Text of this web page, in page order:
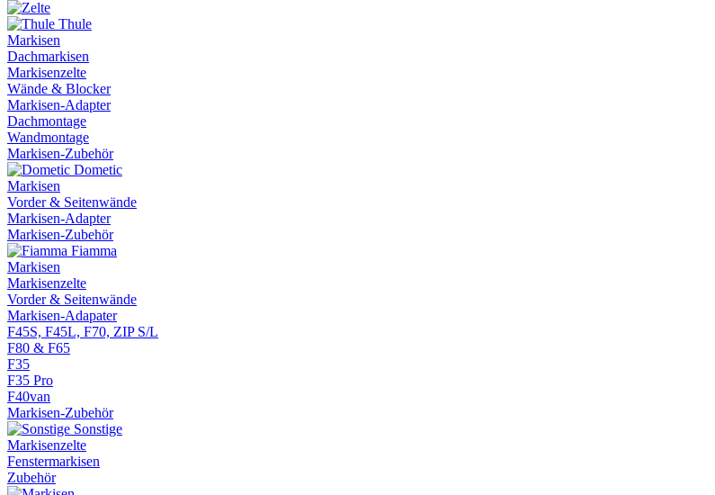
Thule
Markisen
Dachmarkisen
Markisenzelte
Wände & Blocker
Markisen-Adapter
Dachmontage
Wandmontage
Markisen-Zubehör
Dometic
Markisen
Vorder & Seitenwände
Markisen-Adapter
Markisen-Zubehör
Fiamma
Markisen
Markisenzelte
Vorder & Seitenwände
Markisen-Adapater
F45S, F45L, F70, ZIP S/L
F80 & F65
F35
F35 Pro
F40van
Markisen-Zubehör
Sonstige
Markisenzelte
Fenstermarkisen
Zubehör